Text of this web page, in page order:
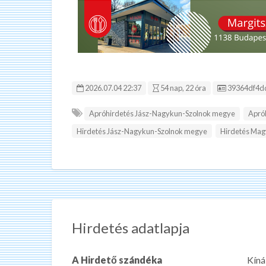
2026.07.04 22:37 54 nap, 22 óra Hirdetés
Apróhirdetés Jász-Nagykun-Szolnok megye
Hirdetés Jász-Nagykun-Szolnok megye
Hirdetés
Hirdetés adatlapja
A Hirdető szándéka